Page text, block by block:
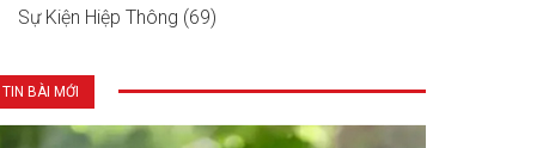
Sự Kiện Hiệp Thông (69)
TIN BÀI MỚI